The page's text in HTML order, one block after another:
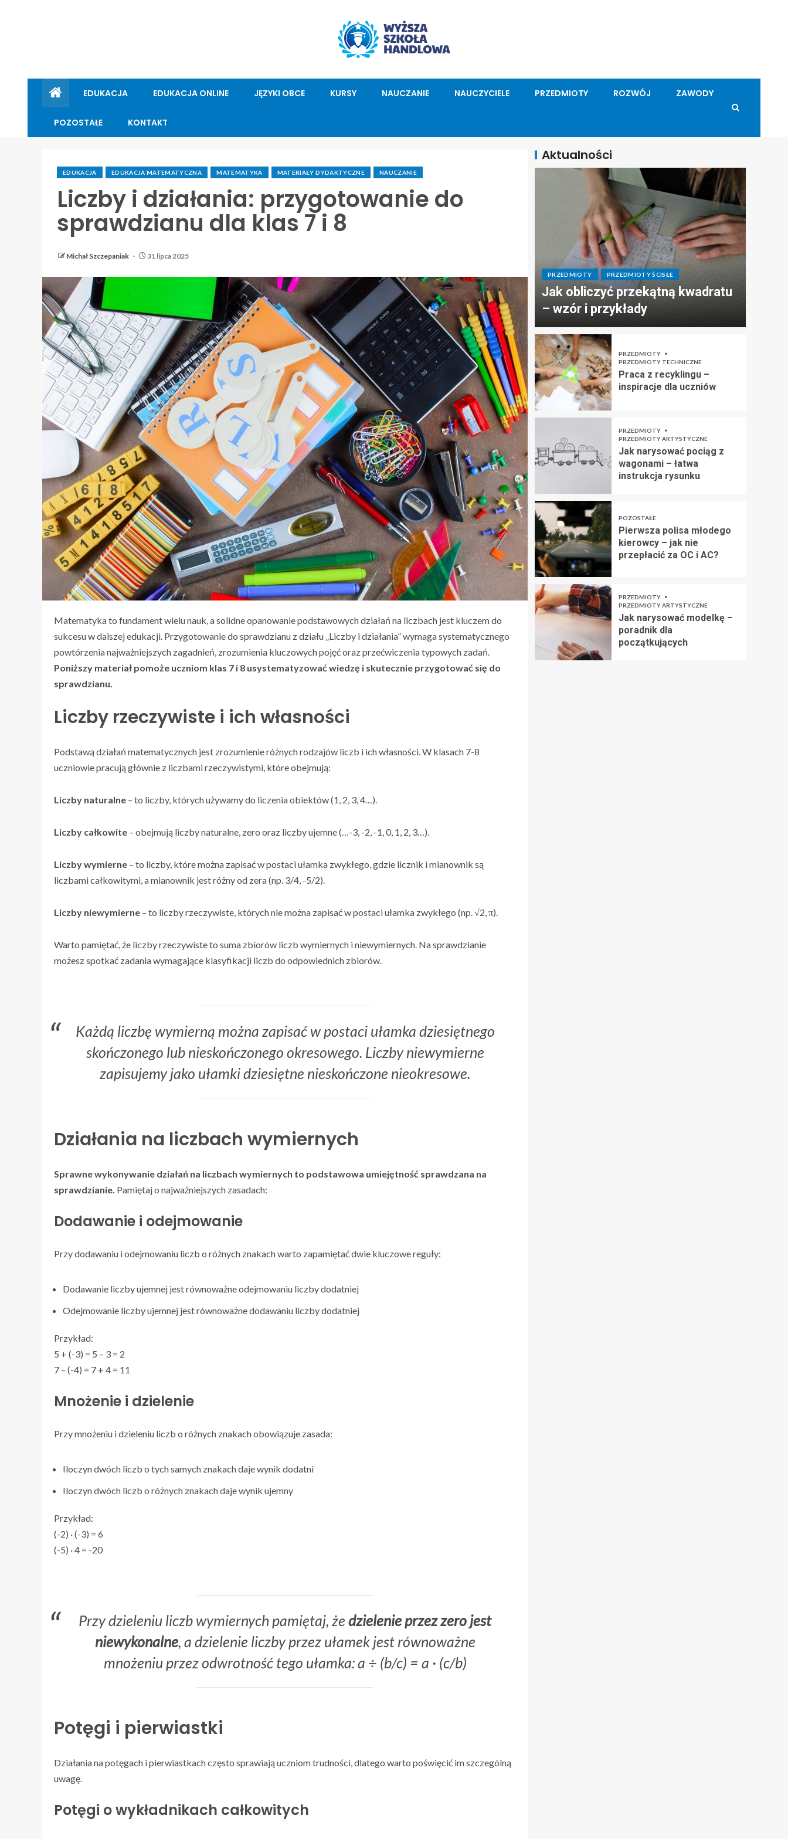
EDUKACJA EDUKACJA ONLINE JĘZYKI OBCE KURSY NAUCZANIE NAUCZYCIELE PRZEDMIOTY ROZWÓJ ZAWODY
POZOSTAŁE KONTAKT
EDUKACJA EDUKACJA MATEMATYCZNA MATEMATYKA MATERIAŁY DYDAKTYCZNE NAUCZANIE
Liczby i działania: przygotowanie do
sprawdzianu dla klas 7 i 8
Michał Szczepaniak 31 lipca 2025
Matematyka to fundament wielu nauk, a solidne opanowanie podstawowych działań na liczbach jest kluczem do
sukcesu w dalszej edukacji. Przygotowanie do sprawdzianu z działu „Liczby i działania” wymaga systematycznego
powtórzenia najważniejszych zagadnień, zrozumienia kluczowych pojęć oraz przećwiczenia typowych zadań.
Poniższy materiał pomoże uczniom klas 7 i 8 usystematyzować wiedzę i skutecznie przygotować się do
sprawdzianu.
Liczby rzeczywiste i ich własności
Podstawą działań matematycznych jest zrozumienie różnych rodzajów liczb i ich własności. W klasach 7-8
uczniowie pracują głównie z liczbami rzeczywistymi, które obejmują:
Liczby naturalne – to liczby, których używamy do liczenia obiektów (1, 2, 3, 4…).
Liczby całkowite – obejmują liczby naturalne, zero oraz liczby ujemne (…-3, -2, -1, 0, 1, 2, 3…).
Liczby wymierne – to liczby, które można zapisać w postaci ułamka zwykłego, gdzie licznik i mianownik są
liczbami całkowitymi, a mianownik jest różny od zera (np. 3/4, -5/2).
Liczby niewymierne – to liczby rzeczywiste, których nie można zapisać w postaci ułamka zwykłego (np. √2, π).
Warto pamiętać, że liczby rzeczywiste to suma zbiorów liczb wymiernych i niewymiernych. Na sprawdzianie
możesz spotkać zadania wymagające klasyfikacji liczb do odpowiednich zbiorów.
Każdą liczbę wymierną można zapisać w postaci ułamka dziesiętnego
skończonego lub nieskończonego okresowego. Liczby niewymierne
zapisujemy jako ułamki dziesiętne nieskończone nieokresowe.
Działania na liczbach wymiernych
Sprawne wykonywanie działań na liczbach wymiernych to podstawowa umiejętność sprawdzana na
sprawdzianie. Pamiętaj o najważniejszych zasadach:
Dodawanie i odejmowanie
Przy dodawaniu i odejmowaniu liczb o różnych znakach warto zapamiętać dwie kluczowe reguły:
Dodawanie liczby ujemnej jest równoważne odejmowaniu liczby dodatniej
Odejmowanie liczby ujemnej jest równoważne dodawaniu liczby dodatniej
Przykład:
5 + (-3) = 5 – 3 = 2
7 – (-4) = 7 + 4 = 11
Mnożenie i dzielenie
Przy mnożeniu i dzieleniu liczb o różnych znakach obowiązuje zasada:
Iloczyn dwóch liczb o tych samych znakach daje wynik dodatni
Iloczyn dwóch liczb o różnych znakach daje wynik ujemny
Przykład:
(-2) · (-3) = 6
(-5) · 4 = -20
Przy dzieleniu liczb wymiernych pamiętaj, że dzielenie przez zero jest
niewykonalne, a dzielenie liczby przez ułamek jest równoważne
mnożeniu przez odwrotność tego ułamka: a ÷ (b/c) = a · (c/b)
Potęgi i pierwiastki
Działania na potęgach i pierwiastkach często sprawiają uczniom trudności, dlatego warto poświęcić im szczególną
uwagę.
Potęgi o wykładnikach całkowitych
Aktualności
PRZEDMIOTY PRZEDMIOTY ŚCISŁE
Jak obliczyć przekątną kwadratu
– wzór i przykłady
PRZEDMIOTY
PRZEDMIOTY TECHNICZNE
Praca z recyklingu –
inspiracje dla uczniów
PRZEDMIOTY
PRZEDMIOTY ARTYSTYCZNE
Jak narysować pociąg z
wagonami – łatwa
instrukcja rysunku
POZOSTAŁE
Pierwsza polisa młodego
kierowcy – jak nie
przepłacić za OC i AC?
PRZEDMIOTY
PRZEDMIOTY ARTYSTYCZNE
Jak narysować modelkę –
poradnik dla
początkujących